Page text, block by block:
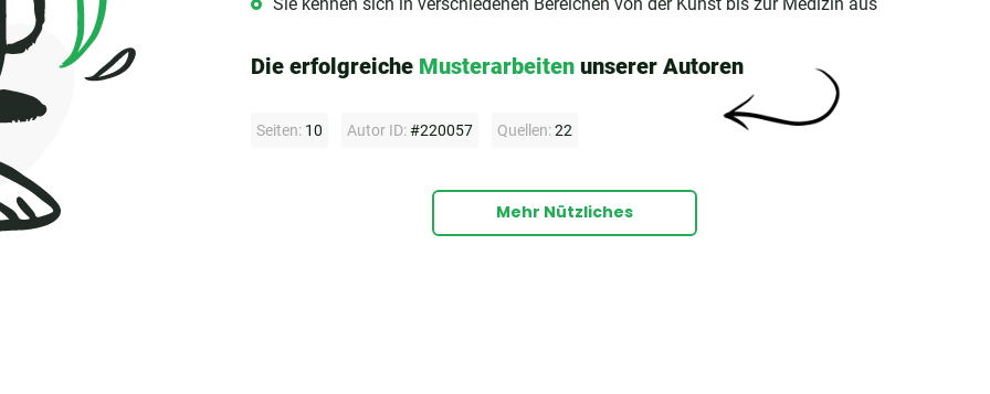
Die erfolgreiche Musterarbeiten unserer Autoren
Seiten: 10 Autor ID:#220057 Quellen:22
Mehr Nützliches